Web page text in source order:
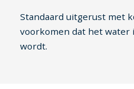
Standaard uitgerust met
voorkomen dat het water
wordt.